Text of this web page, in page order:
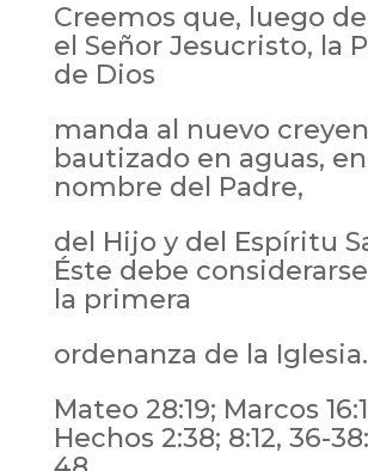
Creemos que, luego
el Señor Jesucristo, la
de Dios
manda al nuevo
bautizado en aguas, en
nombre del Padre,
del Hijo y del Espíritu
Éste debe
la primera
ordenanza de la Iglesia.
Mateo 28:19; Marcos
Hechos 2:38; 8:12, 36-